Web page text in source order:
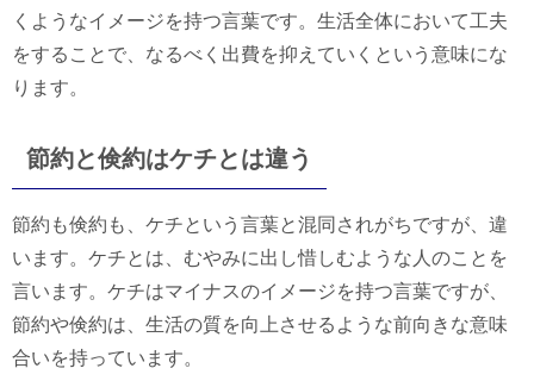
くようなイメージを持つ言葉です。生活全体において工夫
をすることで、なるべく出費を抑えていくという意味にな
ります。
節約と倹約はケチとは違う
節約も倹約も、ケチという言葉と混同されがちですが、違
います。ケチとは、むやみに出し惜しむような人のことを
言います。ケチはマイナスのイメージを持つ言葉ですが、
節約や倹約は、生活の質を向上させるような前向きな意味
合いを持っています。